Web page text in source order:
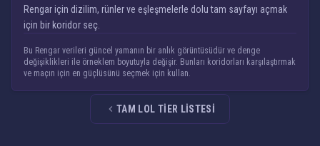
Rengar için dizilim, rünler ve eşleşmelerle dolu tam sayfayı açmak
için bir koridor seç.
Bu Rengar verileri güncel yamanın bir anlık görüntüsüdür ve denge
değişiklikleri ile örneklem boyutuyla değişir. Bunları koridorları karşılaştırmak
ve maçın için en güçlüsünü seçmek için kullan.
TAM LOL TIER LISTESI